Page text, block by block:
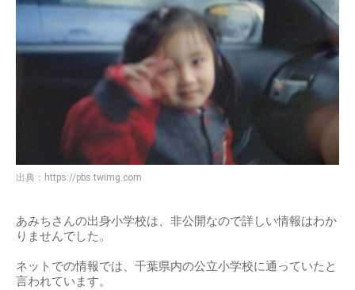
出典： https://pbs.twimg.com
あみちさんの出身小学校は、非公開なので詳しい情報はわか
りませんでした。
ネットでの情報では、千葉県内の公立小学校に通っていたと
言われています。